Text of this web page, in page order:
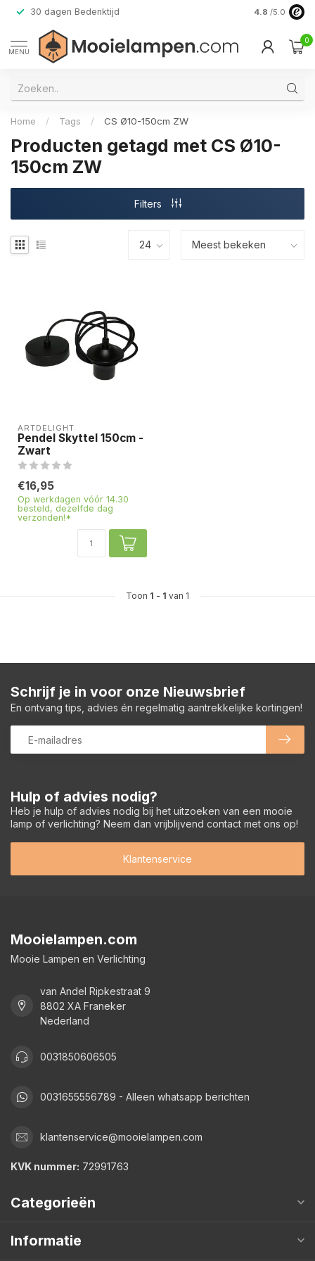
30 dagen Bedenktijd Verzending
4.8 /5.0
MENU
0
Home / Tags / CS Ø10-150cm ZW
Producten getagd met CS Ø10-
150cm ZW
Filters
ARTDELIGHT
Pendel Skyttel 150cm -
Zwart
€16,95
Op werkdagen vóór 14.30
besteld, dezelfde dag
verzonden!*
Toon 1 - 1 van 1
Hulp of advies nodig?
Heb je hulp of advies nodig bij het uitzoeken van een mooie
lamp of verlichting? Neem dan vrijblijvend contact met ons op!
Klantenservice
Schrijf je in voor onze Nieuwsbrief
En ontvang tips, advies én regelmatig aantrekkelijke kortingen!
Mooielampen.com
Mooie Lampen en Verlichting
van Andel Ripkestraat 9
8802 XA Franeker
Nederland
0031850606505
0031655556789 - Alleen whatsapp berichten
klantenservice@mooielampen.com
KVK nummer: 72991763
Categorieën
Informatie